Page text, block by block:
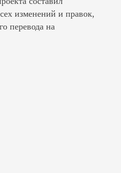
изменений и правок,
перевода на